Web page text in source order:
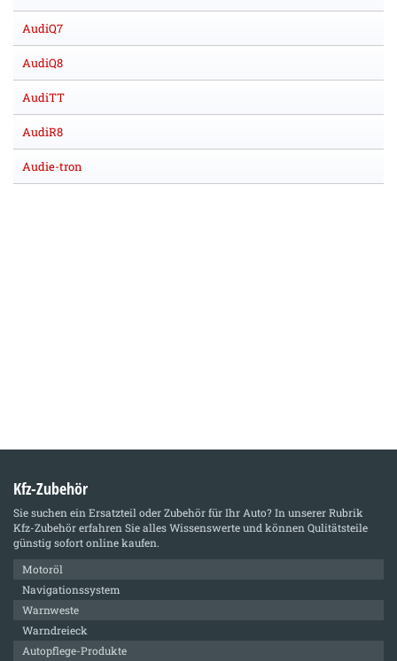
AudiQ7
AudiQ8
AudiTT
AudiR8
Audie-tron
Kfz-Zubehör
Sie suchen ein Ersatzteil oder Zubehör für Ihr Auto? In unserer Rubrik
Kfz-Zubehörerfahren Sie alles Wissenswerte und können Qulitätsteile
günstig sofort online kaufen.
Motoröl
Navigationssystem
Warnweste
Warndreieck
Autopflege-Produkte